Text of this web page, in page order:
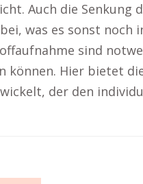
Auch die Senkung
was es sonst noch
sind
können. Hier bietet
der den